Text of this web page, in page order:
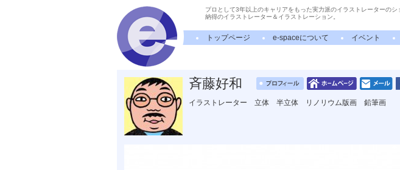
プロとして3年以上のキャリアをもった実力派のイラストレーターのシ
納得のイラストレーター＆イラストレーション。
トップページ e-spaceについて イベント
斉藤好和
イラストレーター 立体 半立体 リノリウム版画 鉛筆画